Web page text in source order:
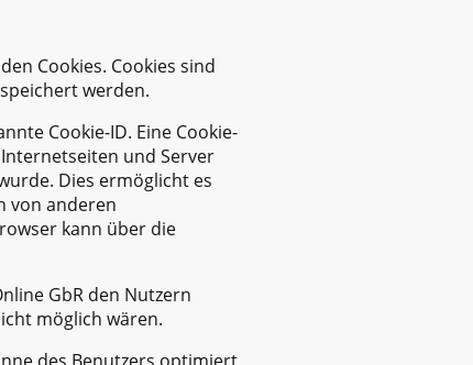
Cookies. Cookies sind
werden.
Cookie-ID. Eine Cookie-
und Server
Dies ermöglicht es
von anderen
kann über die
GbR den Nutzern
möglich wären.